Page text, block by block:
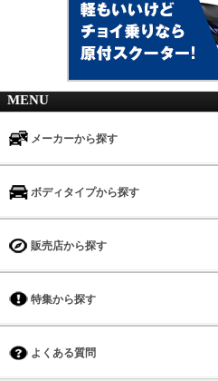
MENU
メーカーから探す
ボディタイプから探す
販売店から探す
特集から探す
よくある質問